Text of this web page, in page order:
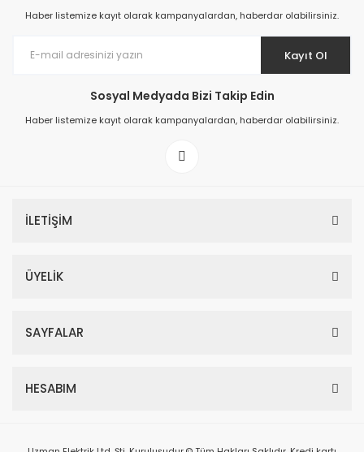
Haber listemize kayıt olarak kampanyalardan, haberdar olabilirsiniz.
Kayıt Ol
Sosyal Medyada Bizi Takip Edin
Haber listemize kayıt olarak kampanyalardan, haberdar olabilirsiniz.
İLETİŞİM
ÜYELİK
SAYFALAR
HESABIM